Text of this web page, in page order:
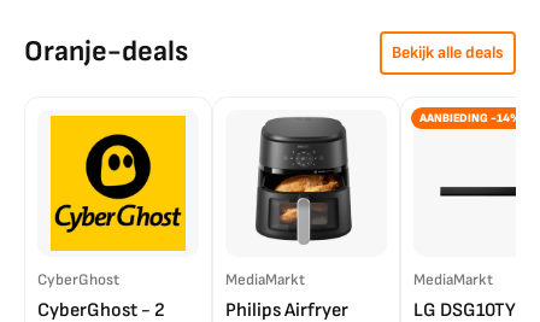
Oranje-deals Bekijk alle deals
CyberGhost
CyberGhost - 2
MediaMarkt
Philips Airfryer
AANBIEDING -14%
MediaMarkt
LG DSG10TY